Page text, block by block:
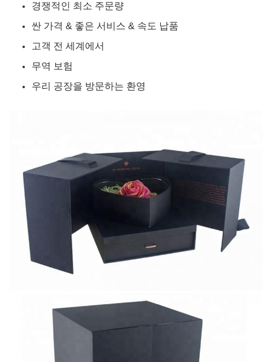
경쟁적인 최소 주문량
싼 가격 & 좋은 서비스 & 속도 납품
고객 전 세계에서
무역 보험
우리 공장을 방문하는 환영